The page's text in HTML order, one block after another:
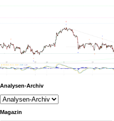
Analysen-Archiv
Magazin